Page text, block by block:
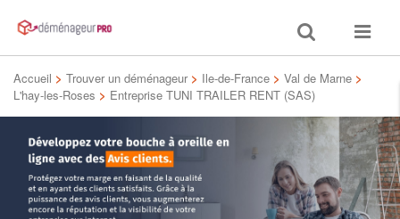
Toggle
search
Toggle
Accueil > Trouver un déménageur > Ile-de-France > Val de Marne >
L'hay-les-Roses > Entreprise TUNI TRAILER RENT (SAS)